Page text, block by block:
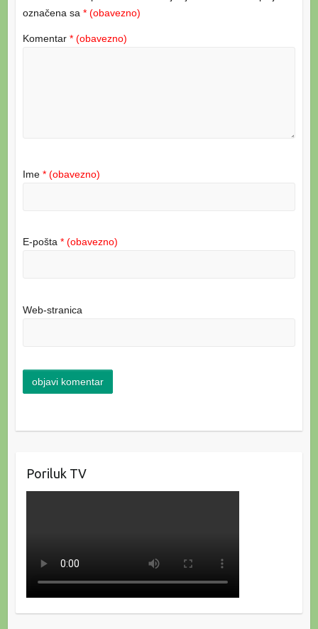
označena sa * (obavezno)
Komentar * (obavezno)
Ime * (obavezno)
E-pošta * (obavezno)
Web-stranica
Poriluk TV